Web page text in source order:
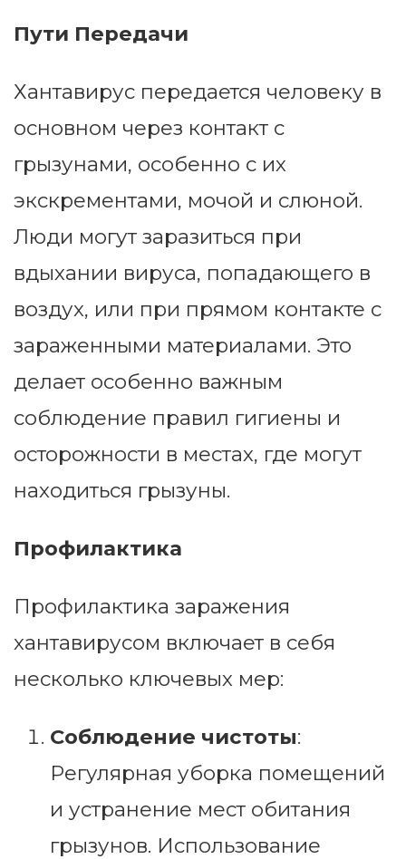
Пути Передачи
Хантавирус передается человеку в
основном через контакт с
грызунами, особенно с их
экскрементами, мочой и слюной.
Люди могут заразиться при
вдыхании вируса, попадающего в
воздух, или при прямом контакте с
зараженными материалами. Это
делает особенно важным
соблюдение правил гигиены и
осторожности в местах, где могут
находиться грызуны.
Профилактика
Профилактика заражения
хантавирусом включает в себя
несколько ключевых мер:
Соблюдение чистоты:
Регулярная уборка помещений
и устранение мест обитания
грызунов. Использование